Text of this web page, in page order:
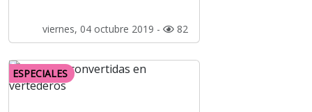
viernes, 04 octubre 2019 - 82
ESPECIALES